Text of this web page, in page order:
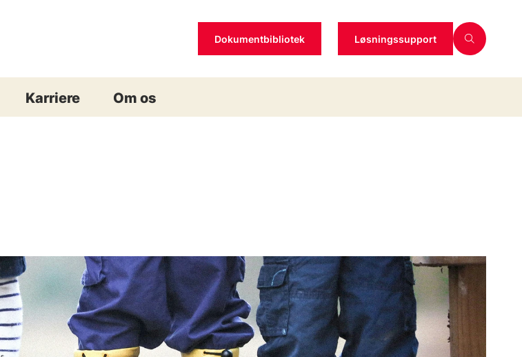
Dokumentbibliotek Løsningssupport
Karriere Om os